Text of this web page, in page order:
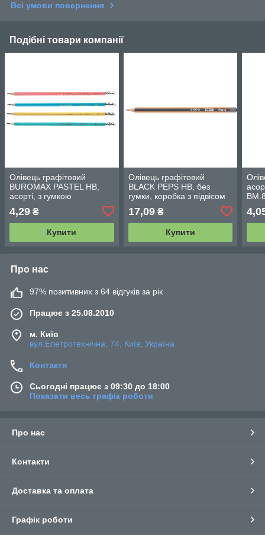
Всі умови повернення
Подібні товари компанії
Олівець графітовий
BUROMAX PASTEL HB,
асорті, з гумкою
4,29 ₴
Купити
Олівець графітовий
BLACK PEPS HB, без
гумки, коробка з підвісом
17,09₴
Купити
Про нас
97% позитивних з 64 відгуків за рік
Працює з 25.08.2010
м. Київ
вул.Елетротехнічна, 74, Київ, Україна
Контакти
Сьогодні працює з 09:30 до 18:00
Показати весь графік роботи
Про нас
Контакти
Доставка та оплата
Графік роботи